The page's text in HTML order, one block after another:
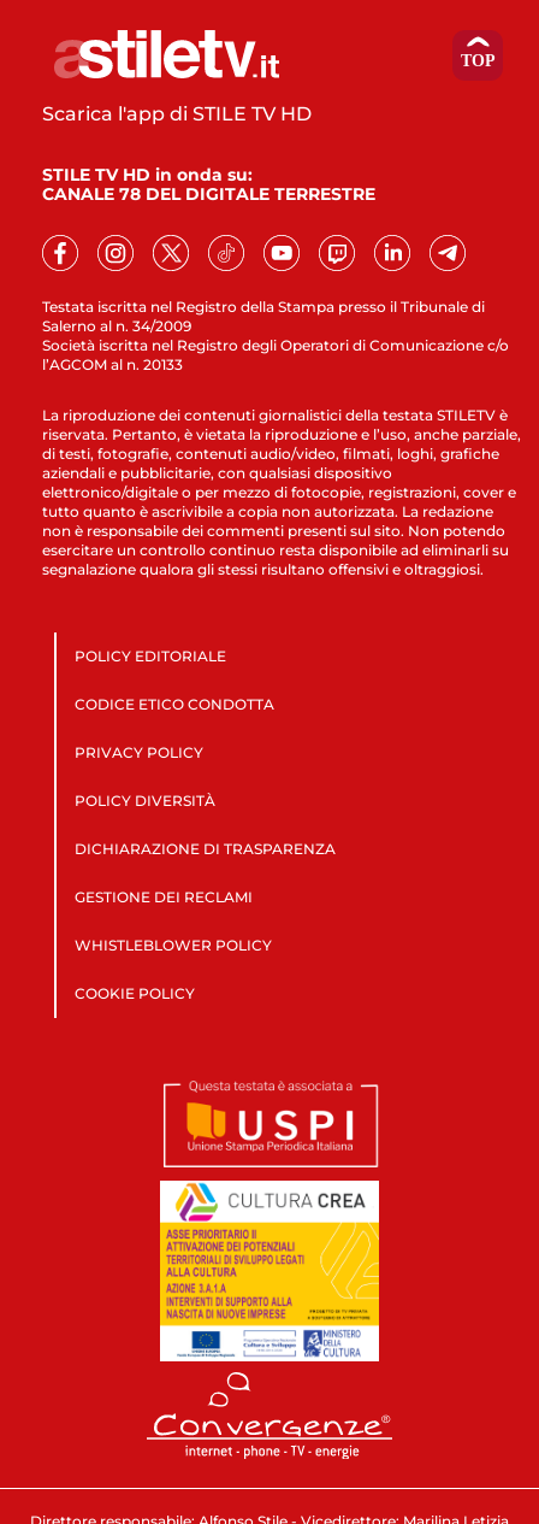
Testata iscritta nel Registro della Stampa presso il Tribunale di
Salerno al n. 34/2009
Società iscritta nel Registro degli Operatori di Comunicazione c/o
l’AGCOM al n. 20133
Scarica l'app di STILE TV HD
STILE TV HD in onda su:
CANALE 78 DEL DIGITALE TERRESTRE
La riproduzione dei contenuti giornalistici della testata STILETV è
riservata. Pertanto, è vietata la riproduzione e l’uso, anche parziale,
di testi, fotografie, contenuti audio/video, filmati, loghi, grafiche
aziendali e pubblicitarie, con qualsiasi dispositivo
elettronico/digitale o per mezzo di fotocopie, registrazioni, cover e
tutto quanto è ascrivibile a copia non autorizzata. La redazione
non è responsabile dei commenti presenti sul sito. Non potendo
esercitare un controllo continuo resta disponibile ad eliminarli su
segnalazione qualora gli stessi risultano offensivi e oltraggiosi.
POLICY EDITORIALE
CODICE ETICO CONDOTTA
PRIVACY POLICY
POLICY DIVERSITÀ
DICHIARAZIONE DI TRASPARENZA
GESTIONE DEI RECLAMI
WHISTLEBLOWER POLICY
COOKIE POLICY